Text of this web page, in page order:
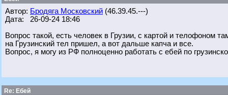
Автор: Бродяга Московский (46.39.45.---)
Дата: 26-09-24 18:46
Вопрос такой, есть человек в Грузии, с картой и телофоном
на Грузинский тел пришел, а вот дальше капча и все.
Вопрос, я могу из РФ полноценно работать с ебей по
Re: Ебей